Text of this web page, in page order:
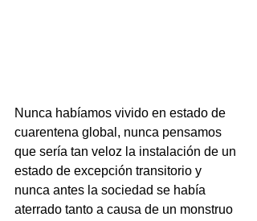
Nunca habíamos vivido en estado de
cuarentena global, nunca pensamos
que sería tan veloz la instalación de un
estado de excepción transitorio y
nunca antes la sociedad se había
aterrado tanto a causa de un monstruo